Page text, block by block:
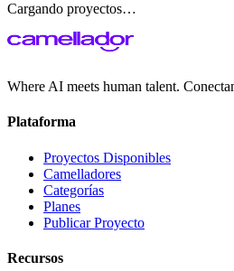
Cargando proyectos…
Where AI meets human talent.
Plataforma
Proyectos Disponibles
Camelladores
Categorías
Planes
Publicar Proyecto
Recursos